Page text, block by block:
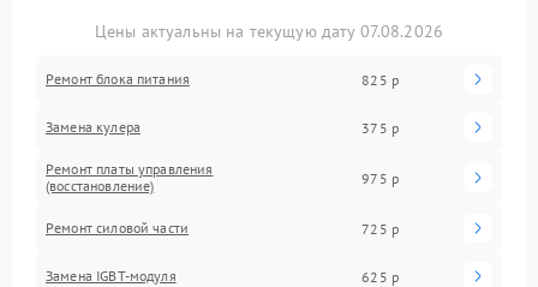
Цены актуальны на текущую дату 07.08.2026
Ремонт блока питания 825 р
Замена кулера 375 р
Ремонт платы управления
(восстановление)
975 р
Ремонт силовой части 725 р
Замена IGBT-модуля 625 р